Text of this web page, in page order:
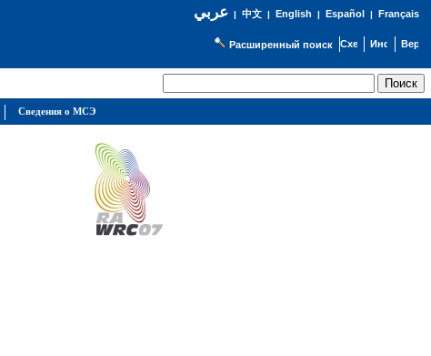
عربي| 中文| English | Español | Français
Расширенный поиск
Сведения о МСЭ